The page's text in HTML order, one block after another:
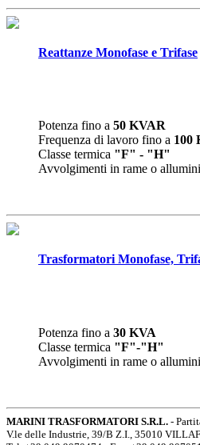
Reattanze Monofase e Trifase
Potenza fino a 50 KVAR
Frequenza di lavoro fino a 100
Classe termica "F" - "H"
Avvolgimenti in rame o
Trasformatori Monofase,
Potenza fino a 30 KVA
Classe termica "F"-"H"
Avvolgimenti in rame o
MARINI TRASFORMATORI S.R.L. -
V.le delle Industrie, 39/B Z.I., 35010